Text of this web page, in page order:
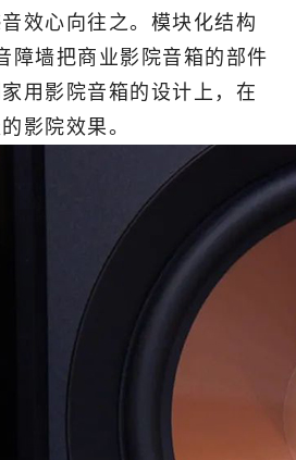
效心向往之。模块化结构
障墙把商业影院音箱的部件
用影院音箱的设计上，在
影院效果。